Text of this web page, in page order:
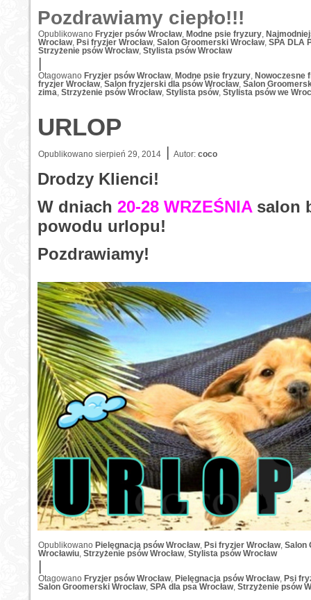
Pozdrawiamy ciepło!!!
Opublikowano Fryzjer psów Wrocław, Modne psie fryzury,
Wrocław, Psi fryzjer Wrocław, Salon Groomerski Wrocław, SPA DLA
Strzyżenie psów Wrocław, Stylista psów Wrocław
|
Otagowano Fryzjer psów Wrocław, Modne psie fryzury, Nowoczesne
fryzjer Wrocław, Salon fryzjerski dla psów Wrocław, Salon
zima, Strzyżenie psów Wrocław, Stylista psów, Stylista psów we
URLOP
Opublikowano sierpień 29, 2014 | Autor: coco
Drodzy Klienci!
W dniach 20-28 WRZEŚNIAsalon
powodu urlopu!
Pozdrawiamy!
Opublikowano Pielęgnacja psów Wrocław, Psi fryzjer Wrocław, Salon
Wrocławiu, Strzyżenie psów Wrocław, Stylista psów Wrocław
|
Otagowano Fryzjer psów Wrocław, Pielęgnacja psów Wrocław, Psi
Salon Groomerski Wrocław, SPA dla psa Wrocław, Strzyżenie psów